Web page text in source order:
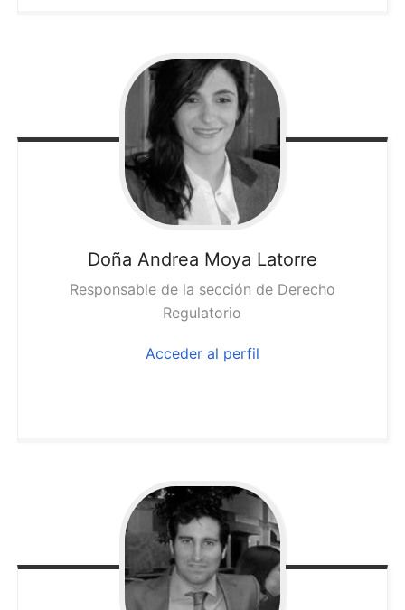
Doña Andrea Moya Latorre
Responsable de la sección de Derecho
Regulatorio
Acceder al perfil